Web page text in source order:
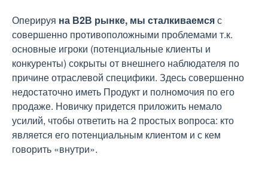
Оперируя на В2В рынке, мы сталкиваемсяс
совершенно противоположными проблемами т.к.
основные игроки (потенциальные клиенты и
конкуренты) сокрыты от внешнего наблюдателя по
причине отраслевой специфики. Здесь совершенно
недостаточно иметь Продукт и полномочия по его
продаже. Новичку придется приложить немало
усилий, чтобы ответить на 2 простых вопроса: кто
является его потенциальным клиентом и с кем
говорить «внутри».